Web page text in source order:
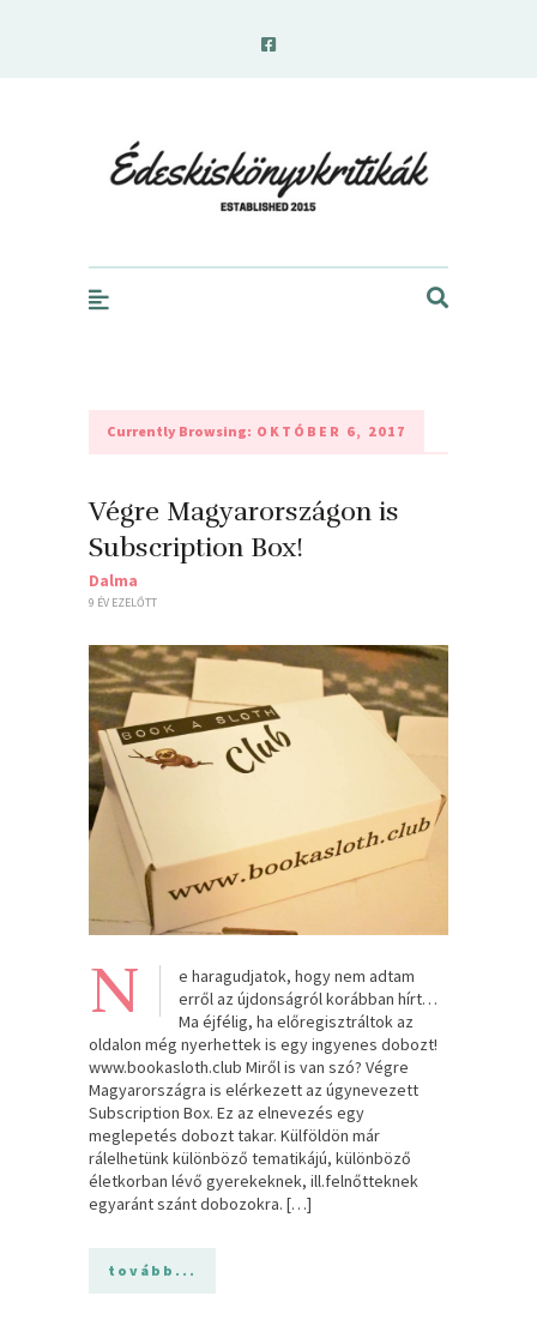
Currently Browsing: OKTÓBER 6, 2017
Végre Magyarországon is
Subscription Box!
Dalma
9 ÉV EZELŐTT
N
e haragudjatok, hogy nem adtam
erről az újdonságról korábban hírt…
Ma éjfélig, ha előregisztráltok az
oldalon még nyerhettek is egy ingyenes dobozt!
www.bookasloth.club Miről is van szó? Végre
Magyarországra is elérkezett az úgynevezett
Subscription Box. Ez az elnevezés egy
meglepetés dobozt takar. Külföldön már
rálelhetünk különböző tematikájú, különböző
életkorban lévő gyerekeknek, ill.felnőtteknek
egyaránt szánt dobozokra. […]
tovább...